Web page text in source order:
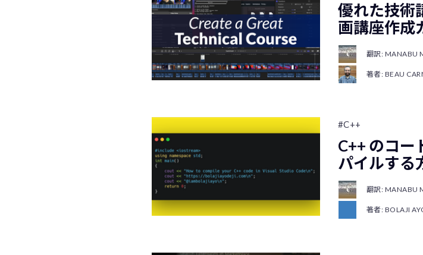
優れた技術
画講座作成
翻訳: MANABU
著者: BEAU
#C++
C++ のコー
パイルする
翻訳: MANABU
著者: BOLAJI